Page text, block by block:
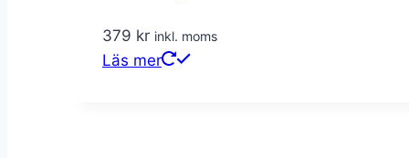
379 kr inkl. moms
Läs mer